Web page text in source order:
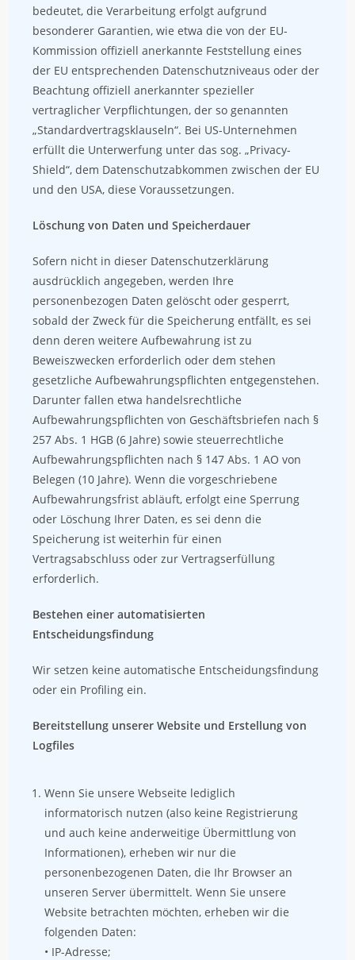
bedeutet, die Verarbeitung erfolgt aufgrund
besonderer Garantien, wie etwa die von der EU-
Kommission offiziell anerkannte Feststellung eines
der EU entsprechenden Datenschutzniveaus oder der
Beachtung offiziell anerkannter spezieller
vertraglicher Verpflichtungen, der so genannten
„Standardvertragsklauseln“. Bei US-Unternehmen
erfüllt die Unterwerfung unter das sog. „Privacy-
Shield“, dem Datenschutzabkommen zwischen der EU
und den USA, diese Voraussetzungen.
Löschung von Daten und Speicherdauer
Sofern nicht in dieser Datenschutzerklärung
ausdrücklich angegeben, werden Ihre
personenbezogen Daten gelöscht oder gesperrt,
sobald der Zweck für die Speicherung entfällt, es sei
denn deren weitere Aufbewahrung ist zu
Beweiszwecken erforderlich oder dem stehen
gesetzliche Aufbewahrungspflichten entgegenstehen.
Darunter fallen etwa handelsrechtliche
Aufbewahrungspflichten von Geschäftsbriefen nach §
257 Abs. 1 HGB (6 Jahre) sowie steuerrechtliche
Aufbewahrungspflichten nach § 147 Abs. 1 AO von
Belegen (10 Jahre). Wenn die vorgeschriebene
Aufbewahrungsfrist abläuft, erfolgt eine Sperrung
oder Löschung Ihrer Daten, es sei denn die
Speicherung ist weiterhin für einen
Vertragsabschluss oder zur Vertragserfüllung
erforderlich.
Bestehen einer automatisierten
Entscheidungsfindung
Wir setzen keine automatische Entscheidungsfindung
oder ein Profiling ein.
Bereitstellung unserer Website und Erstellung von
Logfiles
Wenn Sie unsere Webseite lediglich
informatorisch nutzen (also keine Registrierung
und auch keine anderweitige Übermittlung von
Informationen), erheben wir nur die
personenbezogenen Daten, die Ihr Browser an
unseren Server übermittelt. Wenn Sie unsere
Website betrachten möchten, erheben wir die
folgenden Daten:
• IP-Adresse;